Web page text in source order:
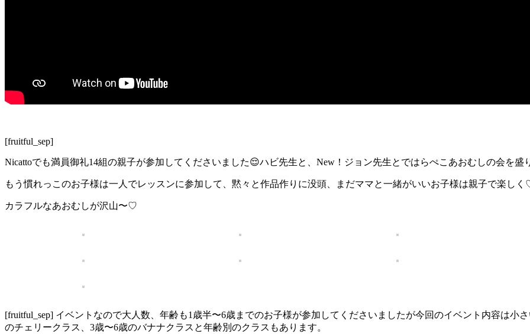
[fruitful_sep]
Nicattoでも満員御礼14組の親子が参加してくださいました😌ハビ先生と、New！ジョン先生とではらぺこあおむしの会を盛
もう慣れっこのお子様は一人でレッスンに参加して、黙々と作品作りに没頭、まだママと一緒がいいお子様は親子で楽しく
カラフルなあおむしが沢山〜♡
[fruitful_sep] イベントなので大人数、年齢も1歳半〜6歳までのお子様が参加してくださいましたが今回のイベント内容は小
のチェリークラス、3歳〜6歳のバナナクラスと年齢別のクラスもあります。